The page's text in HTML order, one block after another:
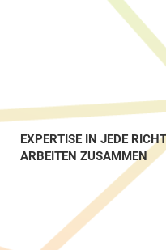
EXPERTISE IN JEDE
ARBEITEN ZUSAMMEN
#TEAMWORK